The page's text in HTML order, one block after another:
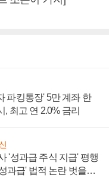
파킹통장' 5만 계좌 한
, 최고 연 2.0% 금리
'성과급 주식 지급' 평행
과급' 법적 논란 벗을지